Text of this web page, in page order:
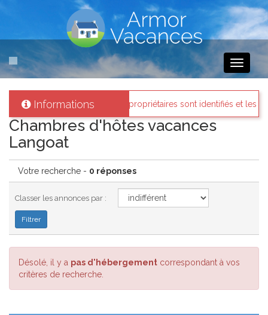
Toggle
Informations
vacances: Tous les propriétaires sont identifiés et les biens
Chambres d'hôtes vacances
Langoat
Votre recherche - 0 réponses
Classer les annonces par :
Désolé, il y a pas d'hébergement correspondant à vos
critères de recherche.